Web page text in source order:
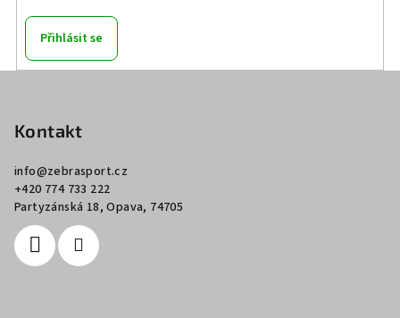
Přihlásit se
Kontakt
info@zebrasport.cz
+420 774 733 222
Partyzánská 18, Opava, 74705